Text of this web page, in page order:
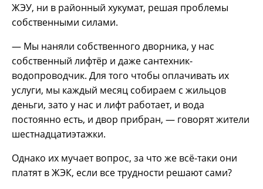
ЖЭУ, ни в районный хукумат, решая проблемы
собственными силами.
— Мы наняли собственного дворника, у нас
собственный лифтёр и даже сантехник-
водопроводчик. Для того чтобы оплачивать их
услуги, мы каждый месяц собираем с жильцов
деньги, зато у нас и лифт работает, и вода
постоянно есть, и двор прибран, — говорят жители
шестнадцатиэтажки.
Однако их мучает вопрос, за что же всё-таки они
платят в ЖЭК, если все трудности решают сами?